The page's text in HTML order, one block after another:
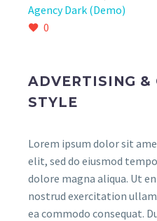
Agency Dark (Demo)
0
ADVERTISING &
STYLE
Lorem ipsum dolor sit
elit, sed do eiusmod
dolore magna aliqua. Ut
nostrud exercitation
ea commodo consequat.